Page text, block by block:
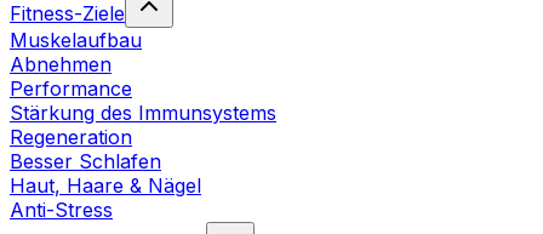
Fitness-Ziele
Muskelaufbau
Abnehmen
Performance
Stärkung des Immunsystems
Regeneration
Besser Schlafen
Haut, Haare & Nägel
Anti-Stress